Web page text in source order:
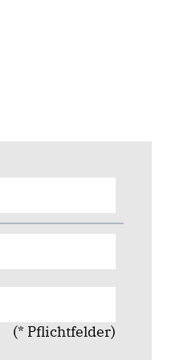
(* Pflichtfelder)